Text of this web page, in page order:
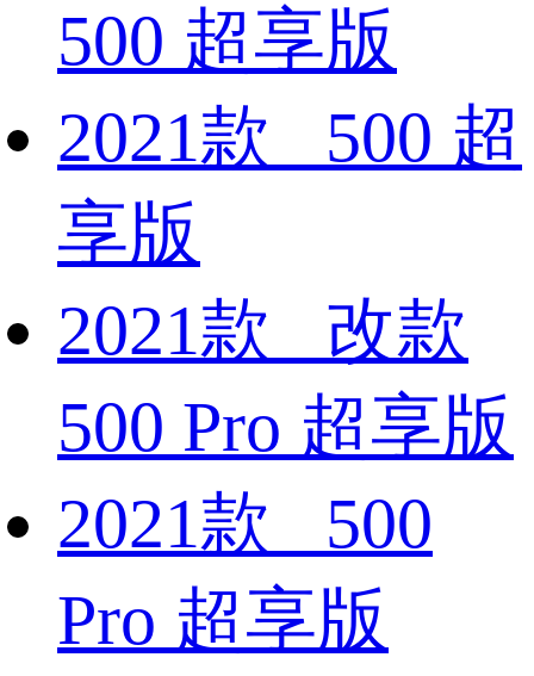
500 超享版
2021款 500 超
享版
2021款 改款
500 Pro 超享版
2021款 500
Pro 超享版